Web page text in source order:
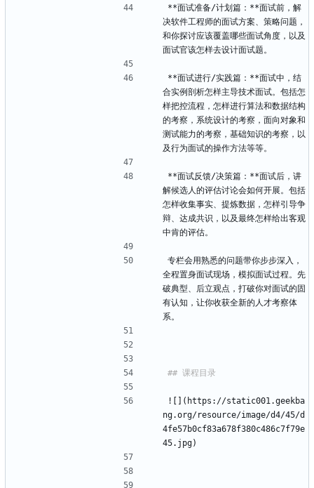
**面试准备/计划篇：**面试前，解
决软件工程师的面试方案、策略问题，
和你探讨应该覆盖哪些面试角度，以及
面试官该怎样去设计面试题。
**面试进行/实践篇：**面试中，结
合实例剖析怎样主导技术面试。包括怎
样把控流程，怎样进行算法和数据结构
的考察，系统设计的考察，面向对象和
测试能力的考察，基础知识的考察，以
及行为面试的操作方法等等。
**面试反馈/决策篇：**面试后，讲
解候选人的评估讨论会如何开展。包括
怎样收集事实、提炼数据，怎样引导争
辩、达成共识，以及最终怎样给出客观
中肯的评估。
专栏会用熟悉的问题带你步步深入，
全程置身面试现场，模拟面试过程。先
破典型、后立观点，打破你对面试的固
有认知，让你收获全新的人才考察体
系。
![](https://static001.geekba
ng.org/resource/image/d4/45/d
4fe57b0cf83a678f380c486c7f79e
45.jpg)